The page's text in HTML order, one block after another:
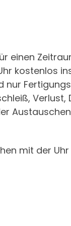
einen
kostenlos
nur
Verlust,
mit der